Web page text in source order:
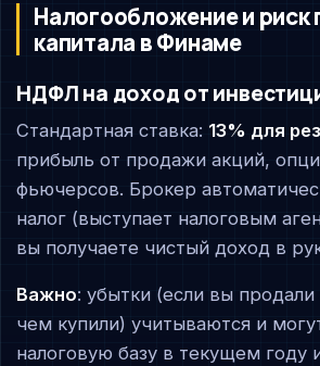
Налогообложение и риск
капитала в Финаме
НДФЛ на доход от
Стандартная ставка: 13% для
прибыль от продажи акций,
фьючерсов. Брокер
налог (выступает налоговым
вы получаете чистый доход в
Важно: убытки (если вы
чем купили) учитываются и
налоговую базу в текущем году